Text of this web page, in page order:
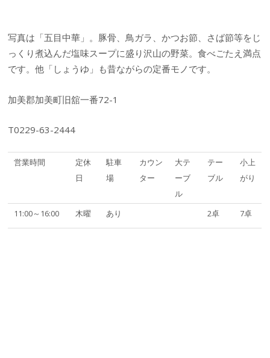
写真は「五目中華」。豚骨、鳥ガラ、かつお節、さば節等をじ
っくり煮込んだ塩味スープに盛り沢山の野菜。食べごたえ満点
です。他「しょうゆ」も昔ながらの定番モノです。
加美郡加美町旧舘一番72-1
T0229-63-2444
営業時間
定休
日
駐車
場
カウン
ター
大テ
ーブ
ル
テー
ブル
小上
がり
11:00～16:00 木曜 あり 2卓 7卓